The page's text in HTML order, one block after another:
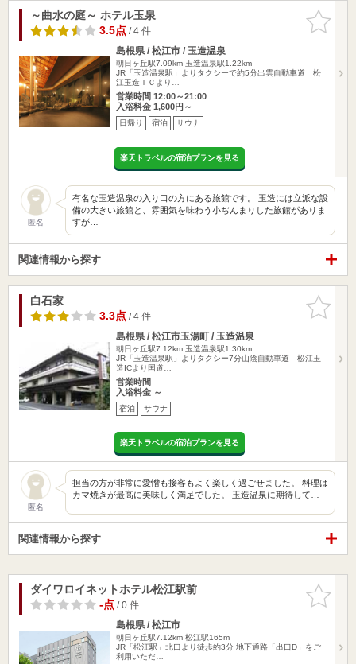
お気に入
りに追加
～曲水の庭～ ホテル玉泉
3.5点/ 4 件
島根県 / 松江市 / 玉造温泉
朝日ヶ丘駅7.09km 玉造温泉駅1.22km
JR「玉造温泉駅」よりタクシーで約5分出雲自動車道 松
江玉造ＩＣより…
営業時間 12:00～21:00
入浴料金 1,600円～
日帰り 宿泊 サウナ
楽天トラベルの宿泊プランを見る
匿名
有名な玉造温泉の入り口の方にある旅館です。 玉造には立派な設
備の大きい旅館と、雰囲気を味わう小ぢんまりした旅館がありま
すが…
関連情報から探す
お気に入
りに追加
白石家
3.3点/ 4 件
島根県 / 松江市玉湯町 / 玉造温泉
朝日ヶ丘駅7.12km 玉造温泉駅1.30km
JR「玉造温泉駅」よりタクシー7分山陰自動車道 松江玉
造ICより国道…
営業時間
入浴料金 ～
宿泊 サウナ
楽天トラベルの宿泊プランを見る
匿名
担当の方が非常に愛憎も接客もよく楽しく過ごせました。 料理は
カマ焼きが最高に美味しく満足でした。 玉造温泉に期待して…
関連情報から探す
お気に入
りに追加
ダイワロイネットホテル松江駅前
-点/ 0 件
島根県 / 松江市
朝日ヶ丘駅7.12km 松江駅165m
JR「松江駅」北口より徒歩約3分 地下通路「出口D」をご
利用いただ…